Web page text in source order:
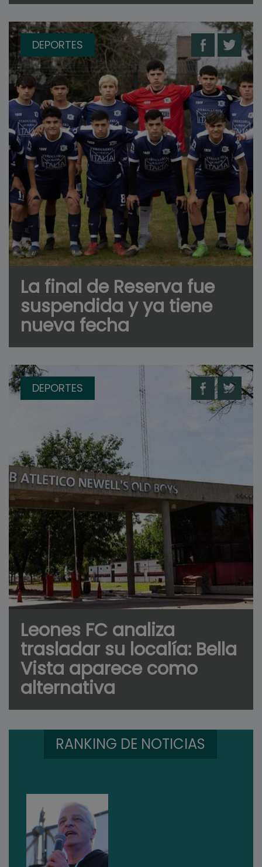
DEPORTES
La final de Reserva fue
suspendida y ya tiene
nueva fecha
DEPORTES
Leones FC analiza
trasladar su localía: Bella
Vista aparece como
alternativa
RANKING DE NOTICIAS